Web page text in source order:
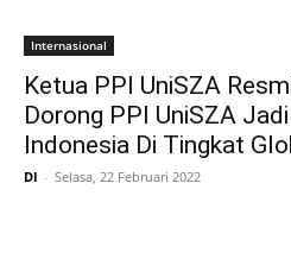
Internasional
Ketua PPI UniSZA
Dorong PPI UniSZA
Indonesia Di Tingkat
DI - Selasa, 22 Februari 2022